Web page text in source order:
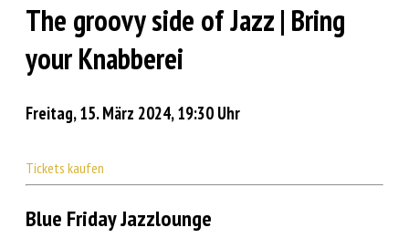
The groovy side of Jazz | Bring
your Knabberei
Freitag, 15. März 2024, 19:30 Uhr
Tickets kaufen
Blue Friday Jazzlounge